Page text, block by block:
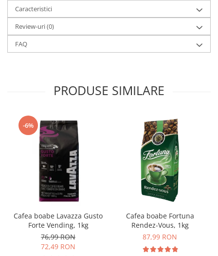
Caracteristici
Review-uri(0)
FAQ
PRODUSE SIMILARE
-6%
Cafea boabe Lavazza Gusto
Forte Vending, 1kg
76,99 RON
72,49 RON
Cafea boabe Fortuna
Rendez-Vous, 1kg
87,99 RON